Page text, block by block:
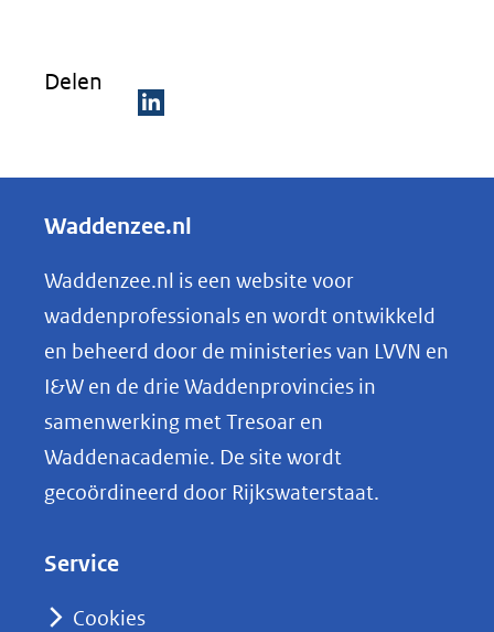
Delen
e
e
n
o
p
k
e
Waddenzee.nl
Waddenzee.nl is een website voor
waddenprofessionals en wordt ontwikkeld
en beheerd door de ministeries van LVVN en
I&W en de drie Waddenprovincies in
samenwerking met Tresoar en
Waddenacademie. De site wordt
gecoördineerd door Rijkswaterstaat.
Service
Cookies